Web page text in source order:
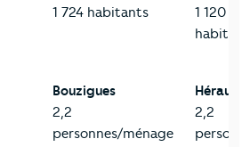
1 724 habitants
1 120
Bouzigues
2,2
personnes/ménage
Hérault
2,2